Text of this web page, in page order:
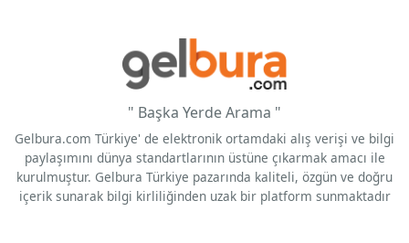
" Başka Yerde Arama "
Gelbura.com Türkiye' de elektronik ortamdaki alış verişi ve bilgi
paylaşımını dünya standartlarının üstüne çıkarmak amacı ile
kurulmuştur. Gelbura Türkiye pazarında kaliteli, özgün ve doğru
içerik sunarak bilgi kirliliğinden uzak bir platform sunmaktadır